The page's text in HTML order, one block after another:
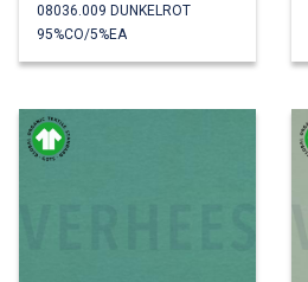
08036.009 DUNKELROT
95%CO/5%EA